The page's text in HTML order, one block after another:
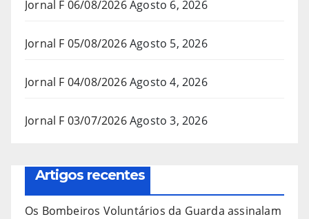
Jornal F 06/08/2026Agosto 6, 2026
Jornal F 05/08/2026Agosto 5, 2026
Jornal F 04/08/2026Agosto 4, 2026
Jornal F 03/07/2026Agosto 3, 2026
Artigos recentes
Os Bombeiros Voluntários da Guarda assinalam